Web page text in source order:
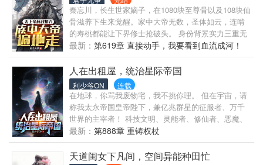
人召唤到了三角洲求生游戏当中。 露娜：加一。 蛊：
加一。 疾风：加一。 老太、尼罗鳄、乌鲁鲁：我们
也…… 麦晓雯、露娜、疾风：衮！！！
瑞龙疯狂敛财…… 而祁同伟再也不是农民的儿子
了……
秦忘川，长生世家嫡子，在1080块至尊骨以及108块仙
骨滋养下生来觉醒。家中大帝无数，圣体如云，连啃
的寿桃都能让下界修士抢破头。 身份背景实力三重无
敌之下还觉醒了系统，只是这系统有那么一点的不对
劲： 看了看系统，又看了看周围矗立的几位大帝，刚
重生的秦忘川有些发懵： “系统，到底是你疯了还是我
疯了？” “不是，你说的是我哪个侍女？系统，我怀疑
你绑定错人了。” “嘴还挺硬。” “你一个破系统给本
源？” 秦忘川看着面前一堆“寒酸“的玩意，真心觉得这
傻系统是绑错人了。 秦忘川：等会？！这特么谁啊？
系统，你果然有大病。
最新： 第619章 直接动手，我要看到血流成河！
人在出租屋，统治星际帝国
利少爷ON 连载
在地球，你骂我废物宅，我不挑你理。 但在宇宙，请
称我太永帝国皇帝陛下，兼亿兆群星的征服者、万千
世界的主宰者！ 科技文明、灵能者、修仙者、恶魔、
虫族、圣光战士……所有的世界、所有的文明，最终
都将纳入皇帝的神圣统治！
最新： 第888章 重铸权杖
天道闺女下凡间，空间异能种田忙